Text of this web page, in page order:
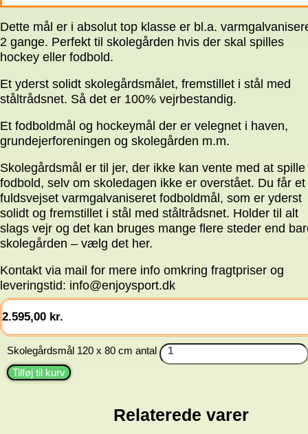
Dette mål er i absolut top klasse er bl.a.
2 gange. Perfekt til skolegården hvis der skal spilles
hockey eller fodbold.
Et yderst solidt skolegårdsmålet, fremstillet i stål med
ståltrådsnet. Så det er 100% vejrbestandig.
Et fodboldmål og hockeymål der er velegnet i haven,
grundejerforeningen og skolegården m.m.
Skolegårdsmål er til jer, der ikke kan vente med at spille
fodbold, selv om skoledagen ikke er overstået. Du får et
fuldsvejset varmgalvaniseret fodboldmål, som er yderst
solidt og fremstillet i stål med ståltrådsnet. Holder til alt
slags vejr og det kan bruges mange flere steder end
skolegården – vælg det her.
Kontakt via mail for mere info omkring fragtpriser og
leveringstid: info@enjoysport.dk
2.595,00 kr.
Skolegårdsmål 120 x 80 cm antal
Tilføj til kurv
Relaterede varer